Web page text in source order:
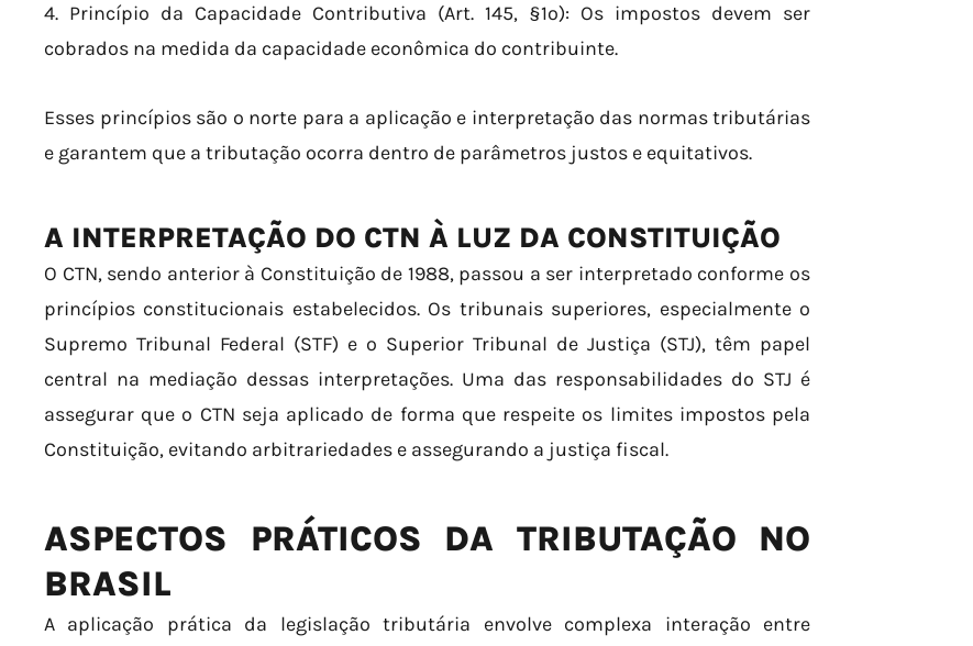
4. Princípio da Capacidade Contributiva (Art. 145, §1º): Os impostos devem ser
cobrados na medida da capacidade econômica do contribuinte.
Esses princípios são o norte para a aplicação e interpretação das normas tributárias
e garantem que a tributação ocorra dentro de parâmetros justos e equitativos.
A INTERPRETAÇÃO DO CTN À LUZ DA CONSTITUIÇÃO
O CTN, sendo anterior à Constituição de 1988, passou a ser interpretado conforme os
princípios constitucionais estabelecidos. Os tribunais superiores, especialmente o
Supremo Tribunal Federal (STF) e o Superior Tribunal de Justiça (STJ), têm papel
central na mediação dessas interpretações. Uma das responsabilidades do STJ é
assegurar que o CTN seja aplicado de forma que respeite os limites impostos pela
Constituição, evitando arbitrariedades e assegurando a justiça fiscal.
ASPECTOS PRÁTICOS DA TRIBUTAÇÃO NO
BRASIL
A aplicação prática da legislação tributária envolve complexa interação entre